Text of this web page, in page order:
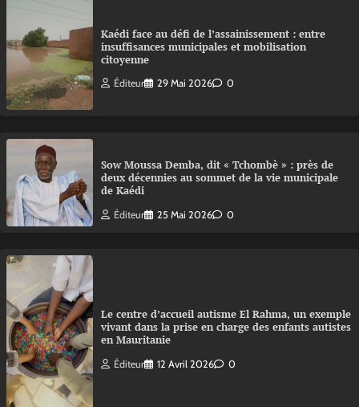
Kaédi face au défi de l’assainissement : entre
insuffisances municipales et mobilisation
citoyenne
Éditeur 29 Mai 2026 0
Sow Moussa Demba, dit « Tchombè » : près de
deux décennies au sommet de la vie municipale
de Kaédi
Éditeur 25 Mai 2026 0
Le centre d’accueil autisme El Rahma, un exemple
vivant dans la prise en charge des enfants autistes
en Mauritanie
Éditeur 12 Avril 2026 0